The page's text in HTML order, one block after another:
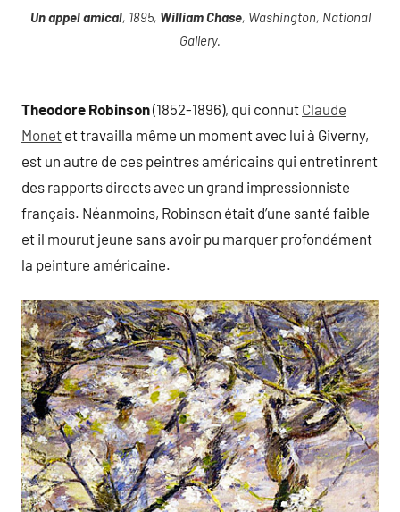
Un appel amical, 1895, William Chase, Washington, National
Gallery.
Theodore Robinson(1852-1896), qui connut Claude
Monet et travailla même un moment avec lui à Giverny,
est un autre de ces peintres américains qui entretinrent
des rapports directs avec un grand impressionniste
français. Néanmoins, Robinson était d’une santé faible
et il mourut jeune sans avoir pu marquer profondément
la peinture américaine.